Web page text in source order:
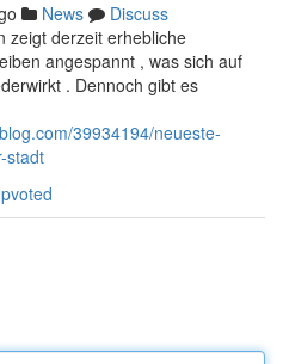
News
Discuss
zeigt derzeit erhebliche
angespannt , was sich auf
. Dennoch gibt es
39934194/neueste-
stadt